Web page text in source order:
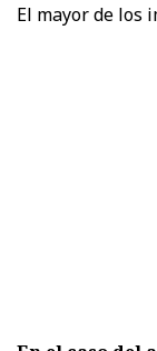
El mayor de los